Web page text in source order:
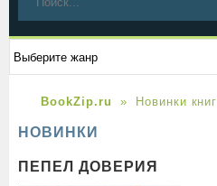
BookZip.ru Новинки книг
НОВИНКИ
ПЕПЕЛ ДОВЕРИЯ